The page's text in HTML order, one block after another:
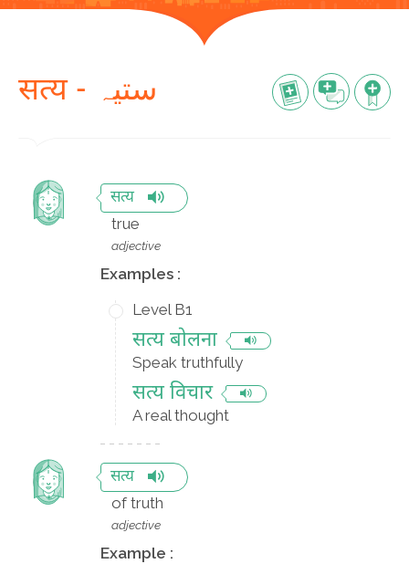
सत्य - ستیہ
सत्य
true
adjective
Examples :
Level B1
सत्य बोलना
Speak truthfully
सत्य विचार
A real thought
सत्य
of truth
adjective
Example :